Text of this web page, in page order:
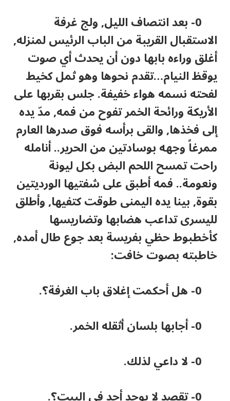
0- بعد انتصاف الليل, ولج غرفة
الاستقبال القريبة من الباب الرئيس لمنزله,
أغلق وراءه بابها دون أن يحدث أي صوت
يوقظ النيام…تقدم نحوها وهو ثمل كخيط
لفحته نسمه هواء خفيفة. جلس بقربها على
الأريكة ورائحة الخمر تفوح من فمه, مدّ يده
إلى فخذها, والقى برأسه فوق صدرها العارم
ممرغاً وجهه بوسادتين من الحرير.. أنامله
راحت تمسح اللحم البض بكل ليونة
ونعومة.. فمه أطبق على شفتيها الورديتين
بقوة, بينا يده اليمنى طوقت كتفيها, وأطلق
لليسرى تداعب هضابها وتضاريسها
كأخطبوط حظي بفريسة بعد جوع طال أمده,
خاطبته بصوت خافت: